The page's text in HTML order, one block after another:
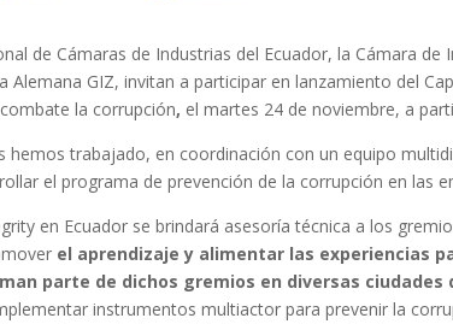
de Cámaras de Industrias del Ecuador, la Cámara de
Alemana GIZ, invitan a participar en lanzamiento del
la corrupción, el martes 24 de noviembre, a
hemos trabajado, en coordinación con un equipo
el programa de prevención de la corrupción en las
en Ecuador se brindará asesoría técnica a los
el aprendizaje y alimentar las experiencias
parte de dichos gremios en diversas ciudades
instrumentos multiactor para prevenir la